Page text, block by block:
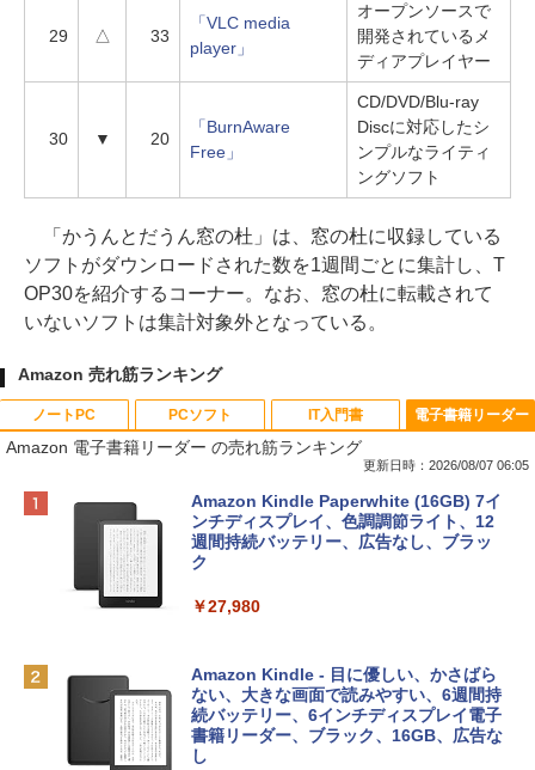
29 △ 33
「VLC media
player」
オープンソースで
開発されているメ
ディアプレイヤー
30 ▼ 20
「BurnAware
Free」
CD/DVD/Blu-ray
Discに対応したシ
ンプルなライティ
ングソフト
「かうんとだうん窓の杜」は、窓の杜に収録している
ソフトがダウンロードされた数を1週間ごとに集計し、T
OP30を紹介するコーナー。なお、窓の杜に転載されて
いないソフトは集計対象外となっている。
Amazon 売れ筋ランキング
ノートPC
Apple 2026 MacBook Neo A18 Proチッ
プ搭載13インチノートブック：AIとAppl
e Intelligence、Liquid Retinaディスプ
レイ、8GBメモリ、512GB SSD、1080p
ィゴ + 3年延長 AppleCare+ for 13インチ
￥162,598
tomtoc 360°保護 15.6 16インチ パソコ
ンケース Dell NEC Lavie ASUS HP dyna
PCソフト
Robloxギフトカード - 800 Robux 【限
定バーチャルアイテムを含む】 【オンラ
インゲームコード】 ロブロックス | オン
ラインコード版
￥1,300
Microsoft Office Home & Business 202
4(最新 永続版)|オンラインコード版|Wind
ows11、10/mac対応|PC2台
￥39,582
IT入門書
生成AIパスポート公式テキスト 第４版
￥1,766
出す プロンプトの言葉 AI画像生成シリー
ズ (はぴーイラストLabo)
￥480
電子書籍リーダー
Amazon 電子書籍リーダー の売れ筋ランキング
更新日時：2026/08/07 06:05
Amazon Kindle Paperwhite (16GB) 7イ
ンチディスプレイ、色調調節ライト、12
週間持続バッテリー、広告なし、ブラッ
ク
￥27,980
Amazon Kindle - 目に優しい、かさばら
ない、大きな画面で読みやすい、6週間持
続バッテリー、6インチディスプレイ電子
書籍リーダー、ブラック、16GB、広告な
し